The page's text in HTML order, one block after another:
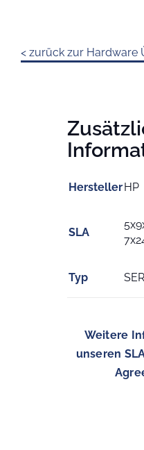
< zurück zur Hardware
HerstellerHP
SLA
Typ
Weitere
unseren